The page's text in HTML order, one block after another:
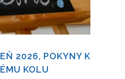
2026, POKYNY K
KOLU